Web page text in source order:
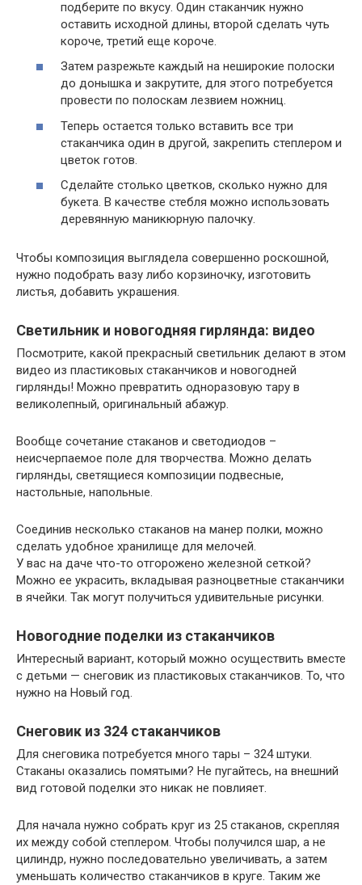
подберите по вкусу. Один стаканчик нужно
оставить исходной длины, второй сделать чуть
короче, третий еще короче.
Затем разрежьте каждый на неширокие полоски
до донышка и закрутите, для этого потребуется
провести по полоскам лезвием ножниц.
Теперь остается только вставить все три
стаканчика один в другой, закрепить степлером и
цветок готов.
Сделайте столько цветков, сколько нужно для
букета. В качестве стебля можно использовать
деревянную маникюрную палочку.
Чтобы композиция выглядела совершенно роскошной,
нужно подобрать вазу либо корзиночку, изготовить
листья, добавить украшения.
Светильник и новогодняя гирлянда: видео
Посмотрите, какой прекрасный светильник делают в этом
видео из пластиковых стаканчиков и новогодней
гирлянды! Можно превратить одноразовую тару в
великолепный, оригинальный абажур.
Вообще сочетание стаканов и светодиодов –
неисчерпаемое поле для творчества. Можно делать
гирлянды, светящиеся композиции подвесные,
настольные, напольные.
Соединив несколько стаканов на манер полки, можно
сделать удобное хранилище для мелочей.
У вас на даче что-то отгорожено железной сеткой?
Можно ее украсить, вкладывая разноцветные стаканчики
в ячейки. Так могут получиться удивительные рисунки.
Новогодние поделки из стаканчиков
Интересный вариант, который можно осуществить вместе
с детьми — снеговик из пластиковых стаканчиков. То, что
нужно на Новый год.
Снеговик из 324 стаканчиков
Для снеговика потребуется много тары – 324 штуки.
Стаканы оказались помятыми? Не пугайтесь, на внешний
вид готовой поделки это никак не повлияет.
Для начала нужно собрать круг из 25 стаканов, скрепляя
их между собой степлером. Чтобы получился шар, а не
цилиндр, нужно последовательно увеличивать, а затем
уменьшать количество стаканчиков в круге. Таким же